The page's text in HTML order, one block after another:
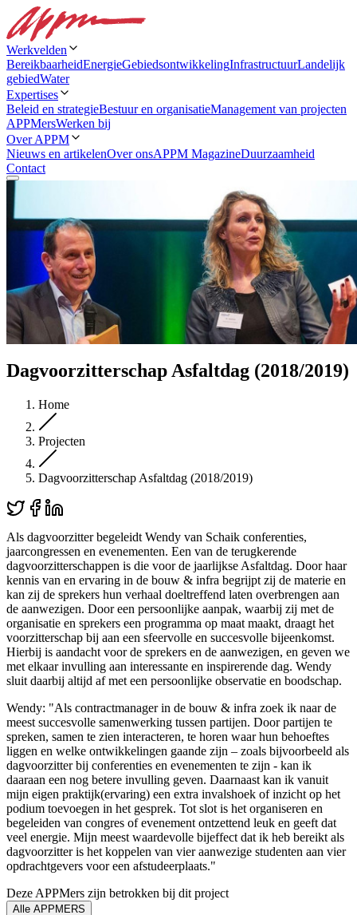
Werkvelden
BereikbaarheidEnergieGebiedsontwikkelingInfrastructuurLandelijk
gebiedWater
Expertises
Beleid en strategieBestuur en organisatieManagement van projecten
APPMersWerken bij
Over APPM
Nieuws en artikelenOver onsAPPM MagazineDuurzaamheid
Contact
Dagvoorzitterschap Asfaltdag (2018/2019)
Home
Projecten
Dagvoorzitterschap Asfaltdag (2018/2019)
Als dagvoorzitter begeleidt Wendy van Schaik conferenties,
jaarcongressen en evenementen. Een van de terugkerende
dagvoorzitterschappen is die voor de jaarlijkse Asfaltdag. Door haar
kennis van en ervaring in de bouw & infra begrijpt zij de materie en
kan zij de sprekers hun verhaal doeltreffend laten overbrengen aan
de aanwezigen. Door een persoonlijke aanpak, waarbij zij met de
organisatie en sprekers een programma op maat maakt, draagt het
voorzitterschap bij aan een sfeervolle en succesvolle bijeenkomst.
Hierbij is aandacht voor de sprekers en de aanwezigen, en geven we
met elkaar invulling aan interessante en inspirerende dag. Wendy
sluit daarbij altijd af met een persoonlijke observatie en boodschap.
Wendy: "Als contractmanager in de bouw & infra zoek ik naar de
meest succesvolle samenwerking tussen partijen. Door partijen te
spreken, samen te zien interacteren, te horen waar hun behoeftes
liggen en welke ontwikkelingen gaande zijn – zoals bijvoorbeeld als
dagvoorzitter bij conferenties en evenementen te zijn - kan ik
daaraan een nog betere invulling geven. Daarnaast kan ik vanuit
mijn eigen praktijk(ervaring) een extra invalshoek of inzicht op het
podium toevoegen in het gesprek. Tot slot is het organiseren en
begeleiden van congres of evenement ontzettend leuk en geeft dat
veel energie. Mijn meest waardevolle bijeffect dat ik heb bereikt als
dagvoorzitter is het koppelen van vier aanwezige studenten aan vier
opdrachtgevers voor een afstudeerplaats."
Deze APPMers zijn betrokken bij dit project
Alle APPMERS